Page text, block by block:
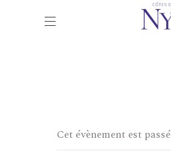
Cet évènement est passé